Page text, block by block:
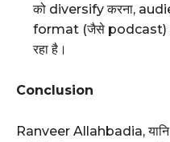
को diversify करना,
format (जैसे podcast)
रहा है।
Conclusion
Ranveer Allahbadia, यानि